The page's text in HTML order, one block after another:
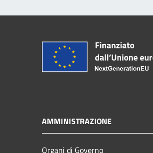
AMMINISTRAZIONE
Organi di Governo